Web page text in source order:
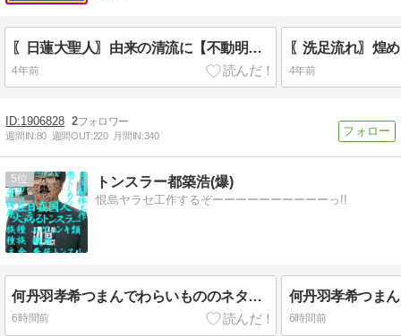
〖日蓮大聖人〗由来の清流に【不動明王様】出現❢❢
4年前
〖洗足流れ〗煌
4年前
1906828 2
週間IN:80 週間OUT:220 月間IN:340
5 トンスラー都築浩(爆)
恨島ヤラセ工作するぞーーーーーーーーーーっ!!
何丹羽孝希つまんでわらいもののネタにして侮辱してやがるオラ!!!!!!!!!!ネタはつまんでサボりまくりのネットに敗北必死丸出し丹羽孝希侮辱のヤラセ仕込みのぶっ込み低脳無能糞尿キムチ食い前頭葉欠落丸出し乞食シラミだな桜井慎一ジジカス!!!!!!!!!!#先立たない男インポ短小イチモツちぢみまくり桜井慎一インポス!!!!!!!!!とっとと死ねオラ!!!!!!!!
6時間前 6時間前